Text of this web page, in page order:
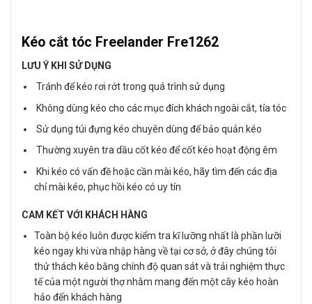
Kéo cắt tóc Freelander Fre1262
LƯU Ý KHI SỬ DỤNG
Tránh để kéo rơi rớt trong quá trình sử dụng
Không dùng kéo cho các mục đích khách ngoài cắt, tỉa tóc
Sử dụng túi đựng kéo chuyên dùng để bảo quản kéo
Thường xuyên tra dầu cốt kéo để cốt kéo hoạt động êm
Khi kéo có vấn đề hoặc cần mài kéo, hãy tìm đến các địa
chỉ mài kéo, phục hồi kéo có uy tín
CAM KẾT VỚI KHÁCH HÀNG
Toàn bộ kéo luôn được kiểm tra kĩ lưỡng nhất là phần lưỡi
kéo ngay khi vừa nhập hàng về tại cơ sở, ở đây chúng tôi
thử thách kéo bằng chính độ quan sát và trải nghiệm thực
tế của một người thợ nhằm mang đến một cây kéo hoàn
hảo đến khách hàng